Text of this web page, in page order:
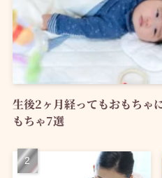
生後2ヶ月経ってもおもちゃ
もちゃ7選